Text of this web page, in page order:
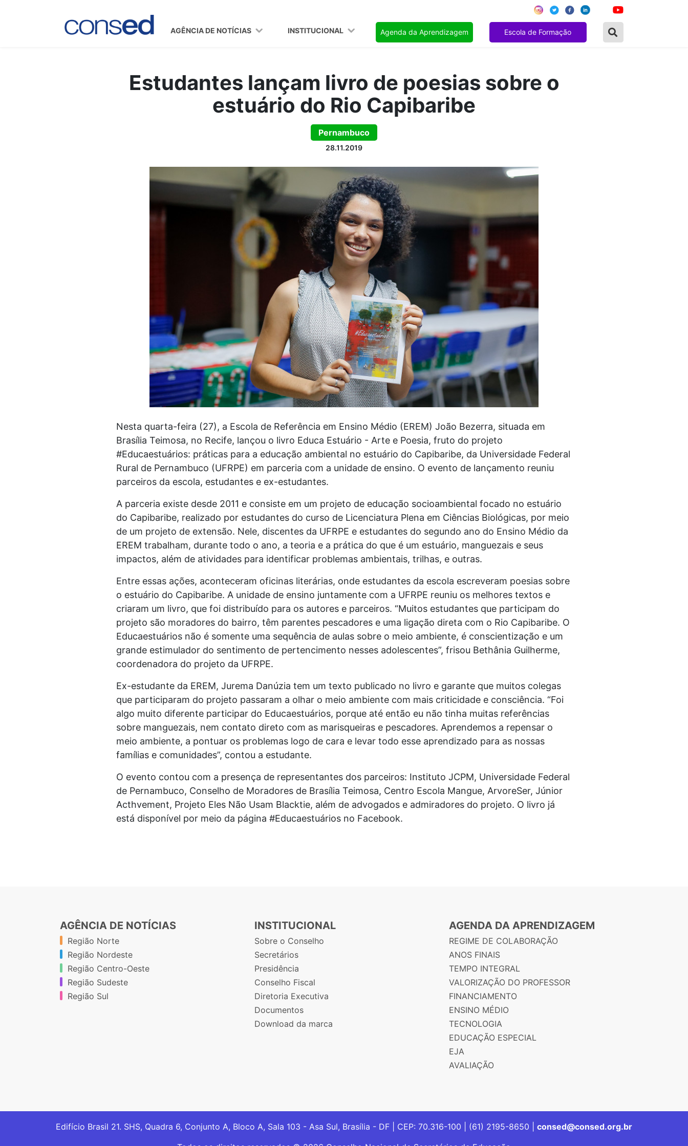
AGÊNCIA DE NOTÍCIAS INSTITUCIONAL Agenda da Aprendizagem Escola de Formação
Estudantes lançam livro de poesias sobre o
estuário do Rio Capibaribe
Pernambuco
28.11.2019
Nesta quarta-feira (27), a Escola de Referência em Ensino Médio (EREM) João Bezerra, situada em
Brasília Teimosa, no Recife, lançou o livro Educa Estuário - Arte e Poesia, fruto do projeto
#Educaestuários: práticas para a educação ambiental no estuário do Capibaribe, da Universidade Federal
Rural de Pernambuco (UFRPE) em parceria com a unidade de ensino. O evento de lançamento reuniu
parceiros da escola, estudantes e ex-estudantes.
A parceria existe desde 2011 e consiste em um projeto de educação socioambiental focado no estuário
do Capibaribe, realizado por estudantes do curso de Licenciatura Plena em Ciências Biológicas, por meio
de um projeto de extensão. Nele, discentes da UFRPE e estudantes do segundo ano do Ensino Médio da
EREM trabalham, durante todo o ano, a teoria e a prática do que é um estuário, manguezais e seus
impactos, além de atividades para identificar problemas ambientais, trilhas, e outras.
Entre essas ações, aconteceram oficinas literárias, onde estudantes da escola escreveram poesias sobre
o estuário do Capibaribe. A unidade de ensino juntamente com a UFRPE reuniu os melhores textos e
criaram um livro, que foi distribuído para os autores e parceiros. “Muitos estudantes que participam do
projeto são moradores do bairro, têm parentes pescadores e uma ligação direta com o Rio Capibaribe. O
Educaestuários não é somente uma sequência de aulas sobre o meio ambiente, é conscientização e um
grande estimulador do sentimento de pertencimento nesses adolescentes”, frisou Bethânia Guilherme,
coordenadora do projeto da UFRPE.
Ex-estudante da EREM, Jurema Danúzia tem um texto publicado no livro e garante que muitos colegas
que participaram do projeto passaram a olhar o meio ambiente com mais criticidade e consciência. “Foi
algo muito diferente participar do Educaestuários, porque até então eu não tinha muitas referências
sobre manguezais, nem contato direto com as marisqueiras e pescadores. Aprendemos a repensar o
meio ambiente, a pontuar os problemas logo de cara e levar todo esse aprendizado para as nossas
famílias e comunidades”, contou a estudante.
O evento contou com a presença de representantes dos parceiros: Instituto JCPM, Universidade Federal
de Pernambuco, Conselho de Moradores de Brasília Teimosa, Centro Escola Mangue, ArvoreSer, Júnior
Acthvement, Projeto Eles Não Usam Blacktie, além de advogados e admiradores do projeto. O livro já
está disponível por meio da página #Educaestuários no Facebook.
AGÊNCIA DE NOTÍCIAS
Região Norte
Região Nordeste
Região Centro-Oeste
Região Sudeste
Região Sul
INSTITUCIONAL
Sobre o Conselho
Secretários
Presidência
Conselho Fiscal
Diretoria Executiva
Documentos
Download da marca
AGENDA DA APRENDIZAGEM
REGIME DE COLABORAÇÃO
ANOS FINAIS
TEMPO INTEGRAL
VALORIZAÇÃO DO PROFESSOR
FINANCIAMENTO
ENSINO MÉDIO
TECNOLOGIA
EDUCAÇÃO ESPECIAL
EJA
AVALIAÇÃO
Edifício Brasil 21. SHS, Quadra 6, Conjunto A, Bloco A, Sala 103 - Asa Sul, Brasília - DF | CEP: 70.316-100 | (61) 2195-8650 | consed@consed.org.br